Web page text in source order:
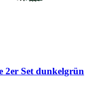
2er Set dunkelgrün